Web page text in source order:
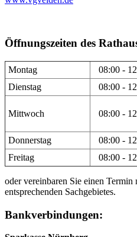
Öffnungszeiten des
Montag 08:00 -
Dienstag
08:00 -
Mittwoch 08:00 -
Donnerstag 08:00 -
Freitag
08:00 -
oder vereinbaren Sie einen Termin
entsprechenden Sachgebietes.
Bankverbindungen: